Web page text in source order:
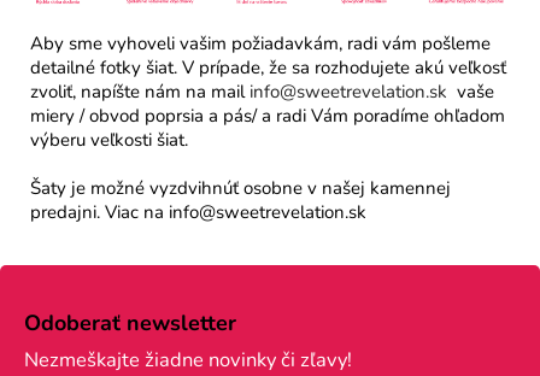
Aby sme vyhoveli vašim požiadavkám, radi vám pošleme
detailné fotky šiat. V prípade, že sa rozhodujete akú veľkosť
zvoliť, napíšte nám na mail info@sweetrevelation.sk vaše
miery / obvod poprsia a pás/ a radi Vám poradíme ohľadom
výberu veľkosti šiat.
Šaty je možné vyzdvihnúť osobne v našej kamennej
predajni. Viac na info@sweetrevelation.sk
Z
Odoberať newsletter
Nezmeškajte žiadne novinky či zľavy!